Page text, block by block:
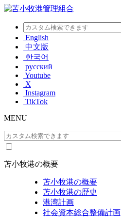
English
中文版
한국어
русский
Youtube
X
Instagram
TikTok
MENU
苫小牧港の概要
苫小牧港の概要
苫小牧港の歴史
港湾計画
社会資本総合整備計画